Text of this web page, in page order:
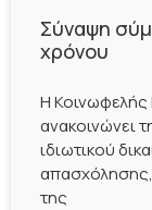
Σύναψη
χρόνου
Η
ανακοινώνει
ιδιωτικού
της